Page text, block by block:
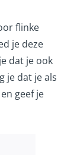
flinke
je deze
dat je ook
je dat je als
geef je